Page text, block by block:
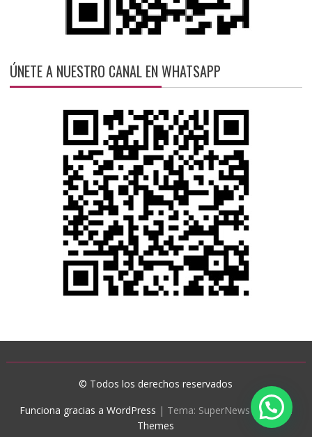
ÚNETE A NUESTRO CANAL EN WHATSAPP
© Todos los derechos reservados
Funciona gracias a WordPress | Tema: SuperNews deAcme
Themes